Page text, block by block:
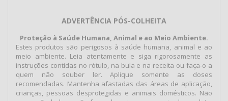
ADVERTÊNCIA PÓS-COLHEITA
Proteção à Saúde Humana, Animal e ao Meio Ambiente.
Estes produtos são perigosos à saúde humana, animal e ao
meio ambiente. Leia atentamente e siga rigorosamente as
instruções contidas no rótulo, na bula e na receita ou faça-o a
quem não souber ler. Aplique somente as doses
recomendadas. Mantenha afastadas das áreas de aplicação,
crianças, pessoas desprotegidas e animais domésticos. Não